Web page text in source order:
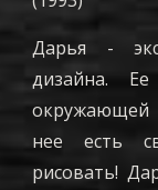
Дарья -
дизайна.
окружающей
нее есть
рисовать!